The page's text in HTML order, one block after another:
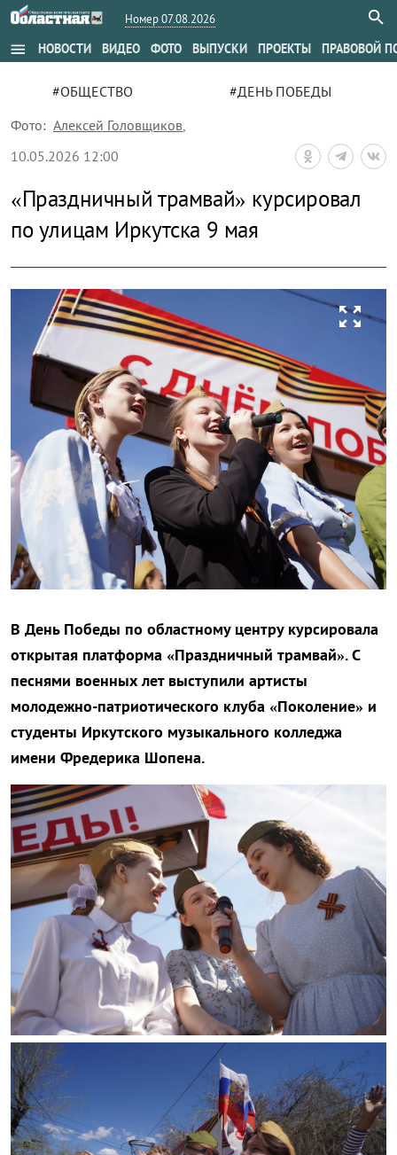
Номер 07.08.2026
menu НОВОСТИ ВИДЕО ФОТО ВЫПУСКИ ПРОЕКТЫ ПРАВОВОЙ
#ОБЩЕСТВО
#ДЕНЬ ПОБЕДЫ
Фото: Алексей Головщиков,
10.05.2026 12:00
«Праздничный трамвай» курсировал
по улицам Иркутска 9 мая
zoom_out_map
В День Победы по областному центру курсировала
открытая платформа «Праздничный трамвай». С
песнями военных лет выступили артисты
молодежно-патриотического клуба «Поколение» и
студенты Иркутского музыкального колледжа
имени Фредерика Шопена.